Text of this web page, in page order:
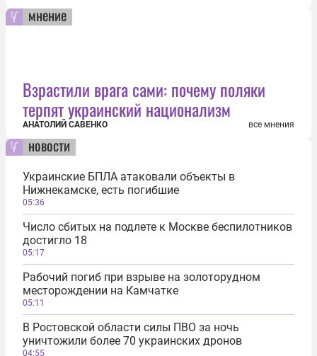
мнение
Взрастили врага сами: почему поляки
терпят украинский национализм
АНАТОЛИЙ САВЕНКО все мнения
новости
Украинские БПЛА атаковали объекты в
Нижнекамске, есть погибшие
05:36
Число сбитых на подлете к Москве беспилотников
достигло 18
05:17
Рабочий погиб при взрыве на золоторудном
месторождении на Камчатке
05:11
В Ростовской области силы ПВО за ночь
уничтожили более 70 украинских дронов
04:55